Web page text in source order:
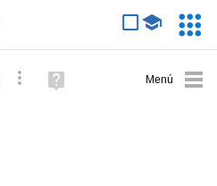
Búsqueda avanzada
Ayuda
(en